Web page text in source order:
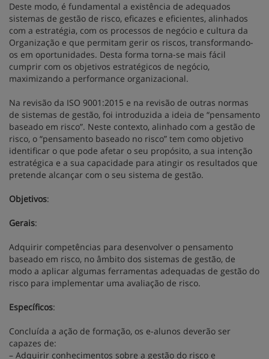
Deste modo, é fundamental a existência de adequados
sistemas de gestão de risco, eficazes e eficientes, alinhados
com a estratégia, com os processos de negócio e cultura da
Organização e que permitam gerir os riscos, transformando-
os em oportunidades. Desta forma torna-se mais fácil
cumprir com os objetivos estratégicos de negócio,
maximizando a performance organizacional.
Na revisão da ISO 9001:2015 e na revisão de outras normas
de sistemas de gestão, foi introduzida a ideia de “pensamento
baseado em risco”. Neste contexto, alinhado com a gestão de
risco, o “pensamento baseado no risco” tem como objetivo
identificar o que pode afetar o seu propósito, a sua intenção
estratégica e a sua capacidade para atingir os resultados que
pretende alcançar com o seu sistema de gestão.
Objetivos:
Gerais:
Adquirir competências para desenvolver o pensamento
baseado em risco, no âmbito dos sistemas de gestão, de
modo a aplicar algumas ferramentas adequadas de gestão do
risco para implementar uma avaliação de risco.
Específicos:
Concluída a ação de formação, os e-alunos deverão ser
capazes de:
– Adquirir conhecimentos sobre a gestão do risco e